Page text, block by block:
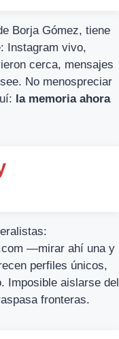
Borja Gómez, tiene
Instagram vivo,
cerca, mensajes
No menospreciar
la memoria ahora
—mirar ahí una y
perfiles únicos,
Imposible aislarse del
fronteras.